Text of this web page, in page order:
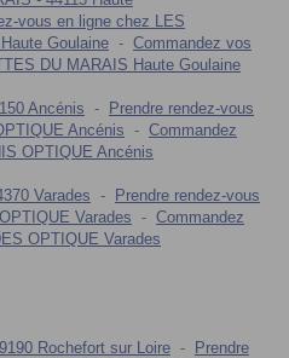
vous en ligne chez LES
Goulaine - Commandez vos
DU MARAIS Haute Goulaine
Ancénis -
Prendre rendez-vous
Ancénis - Commandez
OPTIQUE Ancénis
Varades -
Prendre rendez-vous
Varades - Commandez
OPTIQUE Varades
Rochefort sur Loire -
Prendre